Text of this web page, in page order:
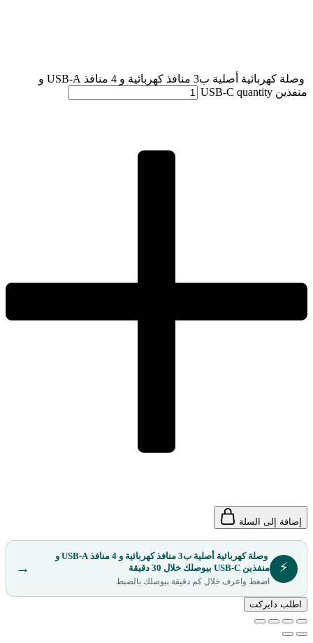
وصلة كهربائية أصلية ب3 منافذ كهربائية و 4 منافذ USB-A و
منفذين USB-C quantity
إضافة إلى السلة
⚡
وصلة كهربائية أصلية ب3 منافذ كهربائية و 4 منافذ USB-A و
منفذين USB-C بيوصلك خلال 30 دقيقة
اضغط واعرف خلال كم دقيقة بيوصلك بالضبط
→
اطلب دايركت